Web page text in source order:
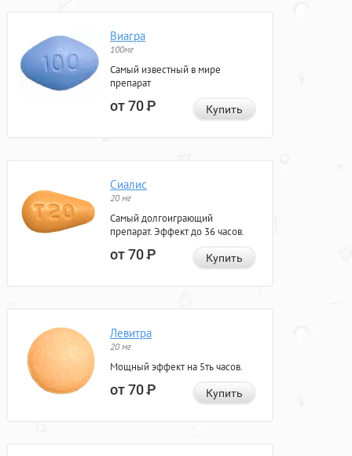
Виагра
100мг
Самый известный в мире
препарат
от 70Р Купить
Сиалис
20 мг
Самый долгоиграющий
препарат. Эффект до 36 часов.
от 70Р Купить
Левитра
20 мг
Мощный эффект на 5ть часов.
от 70Р Купить